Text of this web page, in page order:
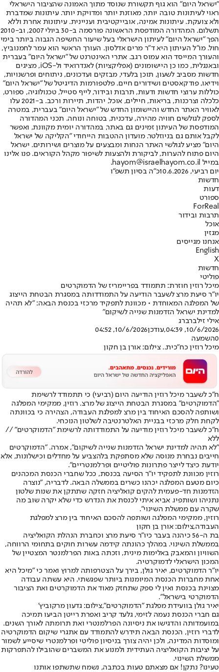
"ישראל היום" הוא גוף תקשורת שנוסד מתוך האמונה שהציבור הישראלי
ראוי לעיתונות טובה יותר, מאוזנת יותר ומדויקת יותר. עיתונות שמדברת
ולא צועקת. עיתונות אמינה, אובייקטיבית ועניינית. עיתונות אחרת וללא
תשלום. המהדורה המודפסת הראשונה פורסמה ב-30 ביולי 2007, וב-2010
הפך "ישראל היום" לעיתון הישראלי בעל שיעור החשיפה הגבוה ביותר בימי
חול. מו"ל העיתון היא ד"ר מרים אדלסון. העורך הראשי הוא עמר לחמנוביץ,
והעורך המייסד הוא עמוס רגב. אתרי האינטרנט של "ישראל היום" בעברית
ובאנגלית, כמו כן היישומונים (אפליקציות) לאנדרואיד ול-iOS, מציגים
חדשות מסביב לשעון, תוכן בלעדי, מבזקים ועדכונים, ניתוחים ופרשנויות,
וידיאו, פודקאסטים ושידורים חיים. פלטפורמות הדיגיטל של "ישראל היום"
כוללות ערוצי חדשות ודעות, תרבות ובידור, לייף סטייל, טכנולוגיה, ספורט,
כלכלה וצרכנות, בריאות, חיילים, אוכל, יהדות, תיירות ורכב. ב-2021 עלו
לאוויר האתר החדש והיישומון החדש של "ישראל היום" בעברית, במטרה
לספק לגולשים חוויה מהירה, עדכנית, בטוחה ונוחה. תכני המהדורה
המודפסת של העיתון זמינים גם באתר, במהדורה יומית מקוונת, ואפשר
לקבל אותם גם בניוזלטר. מועדון ההטבות הייחודי "הקליקה של ישראל
היום" מציע לגולשי האתר הנחות ומבצעים על מוצרים ושירותים. ישראל
היום פתוח להערות, לביקורת ולהצעות לשיפור מקהל הקוראים. פנו אלינו
במייל hayom@israelhayom.co.il.
יום רביעי, 10.6.2026
כ"ה בסיון תשפ"ו
חדשות
דעות
ספורט
ForReal
תרבות ובידור
אוכל
מגזין
אנחנו מגייסים
English
X
חדשות
פוליטי
מיכל רוזין חוזרת: תתמודד בפריימריז של הדמוקרטים
יו"ר סיעת מרצ לשעבר הודיעה על התמודדותה במסגרת הבטחת הייצוג
של המפלגה המאוחדת • מכוונת לתפקיד מרכזי בכנסת הבאה: "לא תהיה
למדינת ישראל הזדמנות שנייה לשיקום"
אילי זילברברג
10/6/2026, 04:39
,עודכן10/6/2026, 04:52
0השמעה
מיכל רוזין כח"כית.. צילום: אורן בן חקון
ח"כ לשעבר מיכל רוזין הודיעה היום (רביעי) כי תתמודד לרשימת
"הדמוקרטים" במסגרת הבטחת הייצוג של מרצ. רוזין, ממקימי המפלגה
ושותפה להסכם האיחוד בין מרצ למפלגת העבודה, הצהירה כי בכוונתה
לקחת חלק מרכזי בבניית האלטרנטיבה לשלטון הנוכחי.
ח"כ לשעבר מיכל רוזין מודיעה על התמודדותה לרשימת "הדמוקרטים" //
ללא
"לא תהיה למדינת ישראל הזדמנות שנייה לשיקום", אמרה. "הדמוקרטים
חייבים נבחרת מנוסה שלא מסתפקת בלהצביע על מחדלים וכישלונות, אלא
יודעת כיצד לייצר פתרונות פוליטיים ופרלמנטריים".
רוזין מכוונת לתפקיד יו"ר הסיעה בכנסת, ככל שחברי הכנסת המכהנים
כיום מטעם המפלגה יכהנו כשרים בממשלה הבאה. לדבריה, "נוצרה
הזדמנות חד-פעמית להקים קואליציה חזקה שתתקן את שנות שלטון
נתניהו ושותפיו. אביא איתי לכנסת את הנדרש כדי שלא יקרה שוב מה
שקרה עם ממשלת השינוי".
רוזין, ממקימי המפלגה ושותפה להסכם האיחוד בין מרצ למפלגת
העבודה,צילום: אורן בן חקון
בת ה-56 כיהנה בעבר כיו"ר סיעת מרצ וכחברת הנהלת הקואליציה
בממשלת השינוי. במהלך כהונתה קידמה עשרות חוקים בתחומי הרווחה,
השוויון והמאבק באלימות מינית, וזכתה באות הפרלמנטר המצטיין של
המכון הישראלי לדמוקרטיה.
יו"ר הדמוקרטים, יאיר גולן, בירך על הצטרפותה למרוץ ואמר כי "מיכל היא
אחת מחברות הכנסת המיומנות ביותר שפגשתי. היא עשתה עבודה
מצוינת בכנסת ואין לי ספק שתחזק מאוד את הדמוקרטים ואת הציבור
הדמוקרטי בישראל".
יאיר גולן בוועידת מפלגת "הדמוקרטים",צילום: גדעון מרקוביץ'
גם חברי הכנסת נעמה לזימי, גלעד קריב ואפרת רייטן הביעו תמיכה
במועמדותה והדגישו את ניסיונה הפרלמנטרי ואת תרומתה לאורך השנים.
לדברי רוזין, הכנסת הבאה תידרש להתמודד עם אתגרי שיקום הדמוקרטיה
ומוסדות המדינה, ולכן יהיה צורך בניסיון פוליטי ופרלמנטרי שיסייע לשמור
על יציבות הקואליציה העתידית ולמנוע את המשברים שהובילו להתפרקות
ממשלת השינוי.
טעינו? נתקן! אם מצאתם טעות בכתבה, נשמח שתשתפו אותנו